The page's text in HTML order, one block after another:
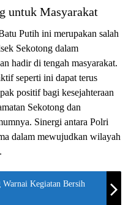
untuk Masyarakat
Putih ini merupakan salah
Sekotong dalam
hadir di tengah masyarakat.
seperti ini dapat terus
positif bagi kesejahteraan
Sekotong dan
Sinergi antara Polri
dalam mewujudkan wilayah
Warnai Kegiatan Bersih